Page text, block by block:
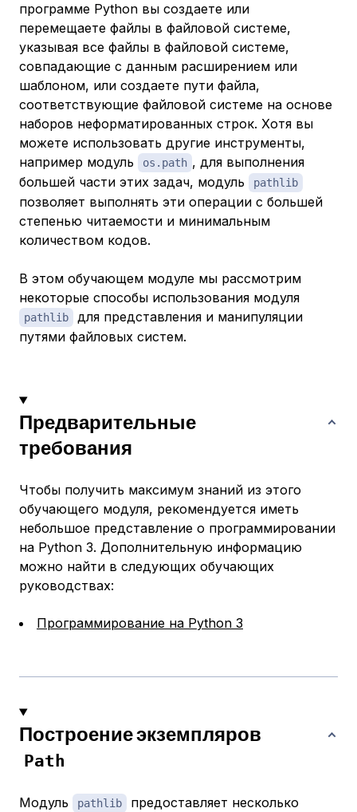
программе Python вы создаете или
перемещаете файлы в файловой системе,
указывая все файлы в файловой системе,
совпадающие с данным расширением или
шаблоном, или создаете пути файла,
соответствующие файловой системе на основе
наборов неформатированных строк. Хотя вы
можете использовать другие инструменты,
например модуль
os.path , для выполнения
большей части этих задач, модуль
pathlib
позволяет выполнять эти операции с большей
степенью читаемости и минимальным
количеством кодов.
В этом обучающем модуле мы рассмотрим
некоторые способы использования модуля
pathlib
для представления и манипуляции
путями файловых систем.
Предварительные
требования
Чтобы получить максимум знаний из этого
обучающего модуля, рекомендуется иметь
небольшое представление о программировании
на Python 3. Дополнительную информацию
можно найти в следующих обучающих
руководствах:
Программирование на Python 3
Построение экземпляров
Path
Модуль pathlib
предоставляет несколько